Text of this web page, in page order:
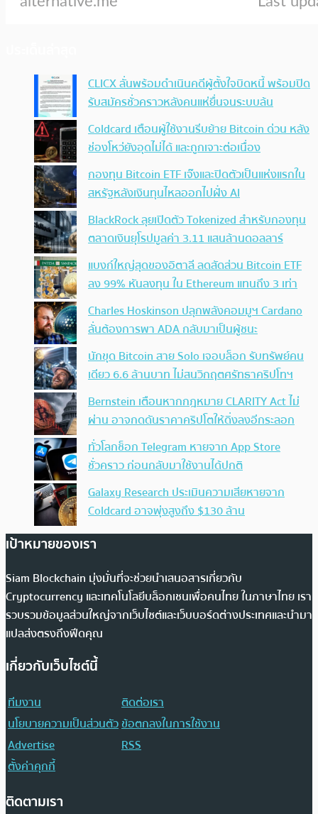
CLICX ลั่นพร้อมดำเนินคดีผู้ตั้งใจบิดหนี้ พร้อมปิด
รับสมัครชั่วคราวหลังคนแห่ยื่นจนระบบล้น
Coldcard เตือนผู้ใช้งานรีบย้าย Bitcoin ด่วน หลัง
ช่องโหว่ยังอุดไม่ได้ และถูกเจาะต่อเนื่อง
กองทุน Bitcoin ETF เจ๊งและปิดตัวเป็นแห่งแรกใน
สหรัฐหลังเงินทุนไหลออกไปฝั่ง AI
BlackRock ลุยเปิดตัว Tokenized สำหรับกองทุน
ตลาดเงินยุโรปมูลค่า 3.11 แสนล้านดอลลาร์
แบงก์ใหญ่สุดของอิตาลี ลดสัดส่วน Bitcoin ETF
ลง 99% หันลงทุน ใน Ethereum แทนถึง 3 เท่า
Charles Hoskinson ปลุกพลังคอมมูฯ Cardano
ลั่นต้องการพา ADA กลับมาเป็นผู้ชนะ
นักขุด Bitcoin สาย Solo เจอบล็อก รับทรัพย์คน
เดียว 6.6 ล้านบาท ไม่สนวิกฤตศรัทธาคริปโทฯ
Bernstein เตือนหากกฎหมาย CLARITY Act ไม่
ผ่าน อาจกดดันราคาคริปโตให้ดิ่งลงอีกระลอก
ทั่วโลกช็อก Telegram หายจาก App Store
ชั่วคราว ก่อนกลับมาใช้งานได้ปกติ
Galaxy Research ประเมินความเสียหายจาก
Coldcard อาจพุ่งสูงถึง $130 ล้าน
เป้าหมายของเรา
Siam Blockchain มุ่งมั่นที่จะช่วยนำเสนอสารเกี่ยวกับ
Cryptocurrency และเทคโนโลยีบล็อกเชนเพื่อคนไทย ในภาษาไทย เรา
รวบรวมข้อมูลส่วนใหญ่จากเว็บไซต์และเว็บบอร์ดต่างประเทศและนำมา
แปลส่งตรงถึงฟีดคุณ
เกี่ยวกับเว็บไซต์นี้
ทีมงาน
ติดต่อเรา
นโยบายความเป็นส่วนตัวข้อตกลงในการใช้งาน
Advertise
RSS
ตั้งค่าคุกกี้
ติดตามเรา